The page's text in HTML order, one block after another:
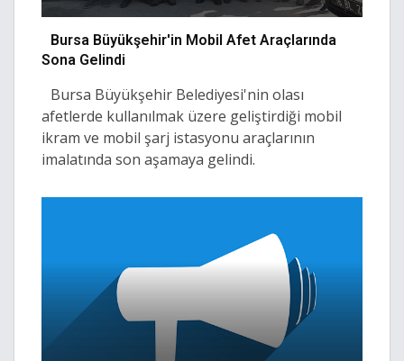
Bursa Büyükşehir'in Mobil Afet Araçlarında
Sona Gelindi
Bursa Büyükşehir Belediyesi'nin olası
afetlerde kullanılmak üzere geliştirdiği mobil
ikram ve mobil şarj istasyonu araçlarının
imalatında son aşamaya gelindi.